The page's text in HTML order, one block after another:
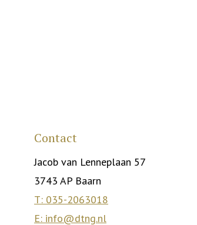
Contact
Jacob van Lenneplaan 57
3743 AP Baarn
T: 035-2063018
E: info@dtng.nl